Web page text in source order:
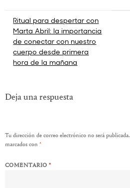
Navegación
de
entradas
Ritual para despertar con
Marta Abril: la importancia
de conectar con nuestro
cuerpo desde primera
hora de la mañana
Deja una respuesta
Tu dirección de correo electrónico no será publicada.
marcados con *
COMENTARIO*